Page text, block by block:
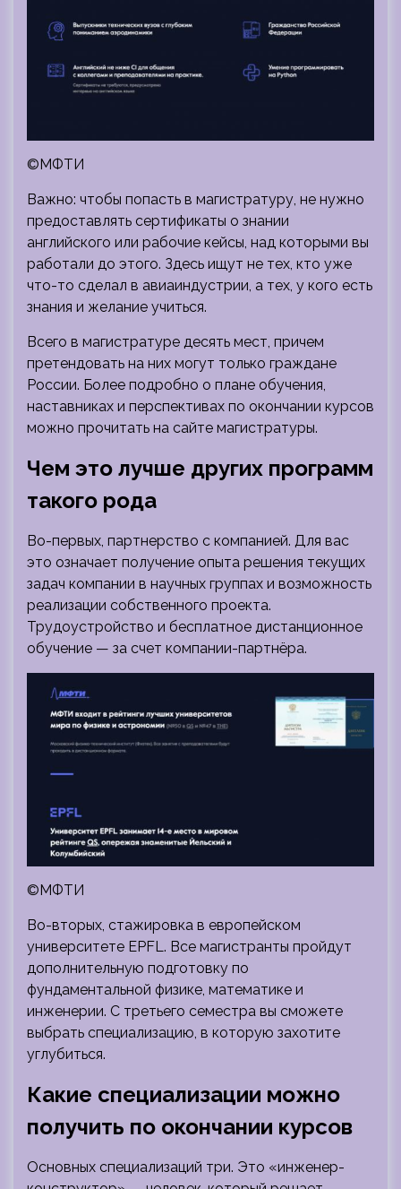
©МФТИ
Важно: чтобы попасть в магистратуру, не нужно
предоставлять сертификаты о знании
английского или рабочие кейсы, над которыми вы
работали до этого. Здесь ищут не тех, кто уже
что-то сделал в авиаиндустрии, а тех, у кого есть
знания и желание учиться.
Всего в магистратуре десять мест, причем
претендовать на них могут только граждане
России. Более подробно о плане обучения,
наставниках и перспективах по окончании курсов
можно прочитать на сайте магистратуры.
Чем это лучше других программ
такого рода
Во-первых, партнерство с компанией. Для вас
это означает получение опыта решения текущих
задач компании в научных группах и возможность
реализации собственного проекта.
Трудоустройство и бесплатное дистанционное
обучение — за счет компании-партнёра.
©МФТИ
Во-вторых, стажировка в европейском
университете EPFL. Все магистранты пройдут
дополнительную подготовку по
фундаментальной физике, математике и
инженерии. С третьего семестра вы сможете
выбрать специализацию, в которую захотите
углубиться.
Какие специализации можно
получить по окончании курсов
Основных специализаций три. Это «инженер-